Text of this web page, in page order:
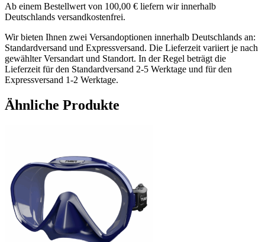
Ab einem Bestellwert von 100,00 € liefern wir innerhalb
Deutschlands versandkostenfrei.
Wir bieten Ihnen zwei Versandoptionen innerhalb Deutschlands an:
Standardversand und Expressversand. Die Lieferzeit variiert je nach
gewählter Versandart und Standort. In der Regel beträgt die
Lieferzeit für den Standardversand 2-5 Werktage und für den
Expressversand 1-2 Werktage.
Ähnliche Produkte